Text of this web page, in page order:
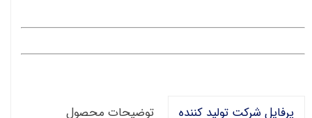
پرفایل شرکت تولید کننده
توضیحات محصول